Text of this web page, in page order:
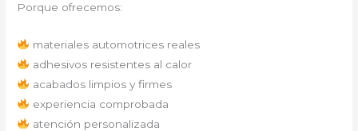
Porque ofrecemos:
materiales automotrices reales
adhesivos resistentes al calor
acabados limpios y firmes
experiencia comprobada
atención personalizada